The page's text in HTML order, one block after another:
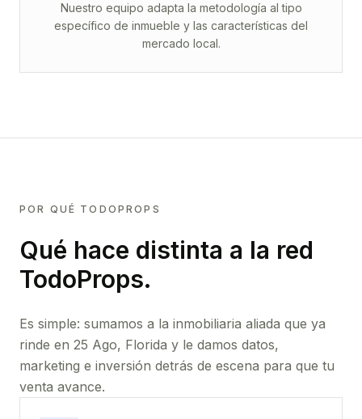
Nuestro equipo adapta la metodología al tipo
específico de inmueble y las características del
mercado local.
POR QUÉ TODOPROPS
Qué hace distinta a la red
TodoProps.
Es simple: sumamos a la inmobiliaria aliada que ya
rinde en 25 Ago, Florida y le damos datos,
marketing e inversión detrás de escena para que tu
venta avance.